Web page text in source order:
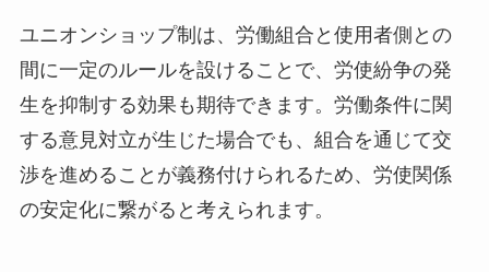
ユニオンショップ制は、労働組合と使用者側との
間に一定のルールを設けることで、労使紛争の発
生を抑制する効果も期待できます。労働条件に関
する意見対立が生じた場合でも、組合を通じて交
渉を進めることが義務付けられるため、労使関係
の安定化に繋がると考えられます。